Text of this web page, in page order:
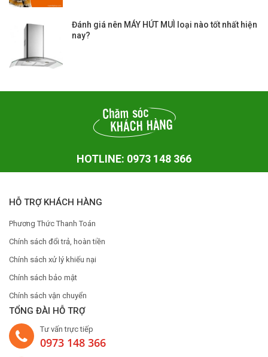
Đánh giá nên MÁY HÚT MUÌ loại nào tốt nhất hiện
nay?
HOTLINE: 0973 148 366
HỖ TRỢ KHÁCH HÀNG
Phương Thức Thanh Toán
Chính sách đổi trả, hoàn tiền
Chính sách xử lý khiếu nại
Chính sách bảo mật
Chính sách vận chuyển
TỔNG ĐÀI HỖ TRỢ
Tư vấn trực tiếp
0973 148 366